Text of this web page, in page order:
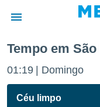
da
foi
Tempo em
01:19 Domingo
Céu limpo